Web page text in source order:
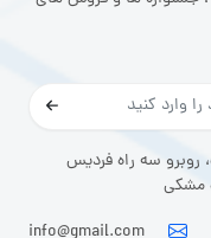
روبرو سه راه فردیس
مشکی